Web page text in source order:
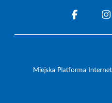
Miejska Platforma